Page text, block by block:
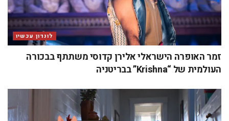
לונדון עכשיו
זמר האופרה הישראלי אלירן קדוסי משתתף בבכורה
העולמית של “Krishna” בבריטניה